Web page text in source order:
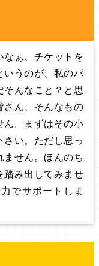
なぁ、チケットを
いうのが、私のパ
そんなこと？と思
さん、そんなもの
ん。まずはその小
さい。ただし思っ
ません。ほんのち
踏み出してみませ
でサポートしま